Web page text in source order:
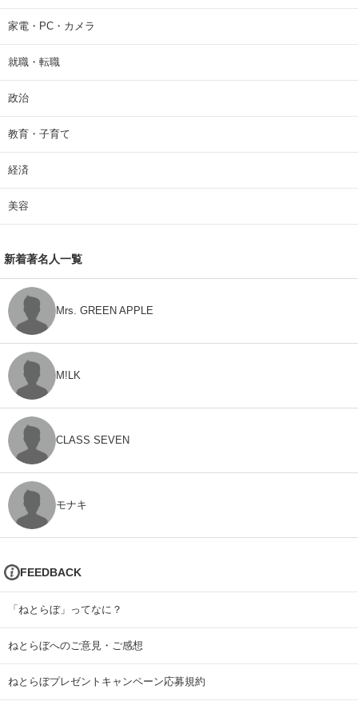
家電・PC・カメラ
就職・転職
政治
教育・子育て
経済
美容
新着著名人一覧
Mrs. GREEN APPLE
M!LK
CLASS SEVEN
モナキ
FEEDBACK
「ねとらぼ」ってなに？
ねとらぼへのご意見・ご感想
ねとらぼプレゼントキャンペーン応募規約